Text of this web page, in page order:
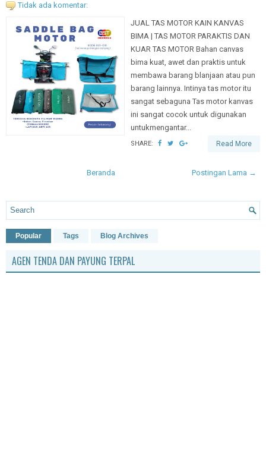
Tidak ada komentar:
JUAL TAS MOTOR KAIN KANVAS
BIMA | TAS MOTOR PARAKTIS DAN
KUAR TAS MOTOR Bahan canvas
bima kuat, awet dan praktis untuk
membawa barang blanjaan atau pun
barang lainnya. Intinya tas motor itu
sangat sebaguna Tas motor kanvas
ini sangat cocok untuk digunakan
untukmengantar...
SHARE: Read More
Postingan Lama →
Beranda
Popular Tags Blog Archives
AGEN TENDA DAN PAYUNG TERPAL